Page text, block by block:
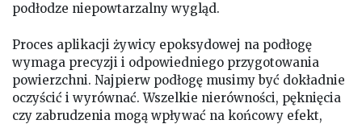
podłodze niepowtarzalny wygląd.
Proces aplikacji żywicy epoksydowej na podłogę
wymaga precyzji i odpowiedniego przygotowania
powierzchni. Najpierw podłogę musimy być dokładnie
oczyścić i wyrównać. Wszelkie nierówności, pęknięcia
czy zabrudzenia mogą wpływać na końcowy efekt,